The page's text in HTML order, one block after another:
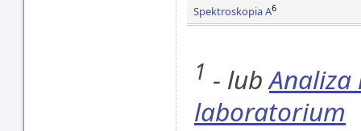
Spektroskopia A6
1 - lub
laboratorium